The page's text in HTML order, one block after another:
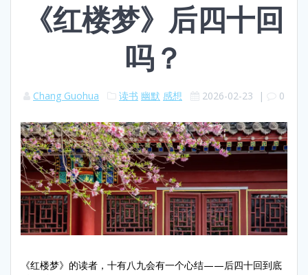
《红楼梦》后四十回
吗？
Chang Guohua 读书 幽默 感想 2026-02-23 | 0
《红楼梦》的读者，十有八九会有一个心结——后四十回到底